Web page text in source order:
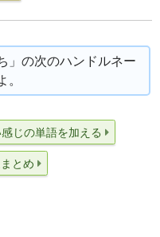
」の次のハンドルネー
。
じの単語を加える
とめ